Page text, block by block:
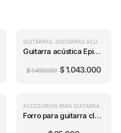
GUITARRAS GUITARRAS ACÚSTICAS
Guitarra acústica Epiphone DR-100
$1.490.000 $ 1.043.000
Forro para guitarra clásica marcante